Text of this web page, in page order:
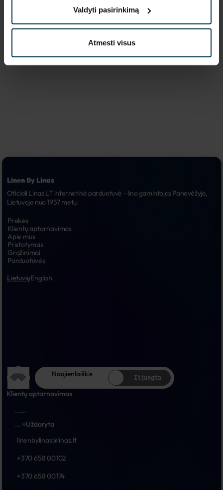
Valdyti pasirinkimą
Atmesti visus
711708
Spalva
Audinio sudėtis
3XL/4XL 17
Linen By Linas
Oficiali Linas LT internetinė parduotuvė - lino gamintojas Panevėžyje,
Lietuvoje nuo 1957 metų.
Prekės
Klientų aptarnavimas
Apie mus
Pristatymas
Grąžinimai
Parduotuvės
LietuviųEnglish
Naujienlaiškis Išjungta
Klientų aptarnavimas
......
...
Uždaryta
linenbylinas@linas.lt
+370 658 00102
+370 658 00174